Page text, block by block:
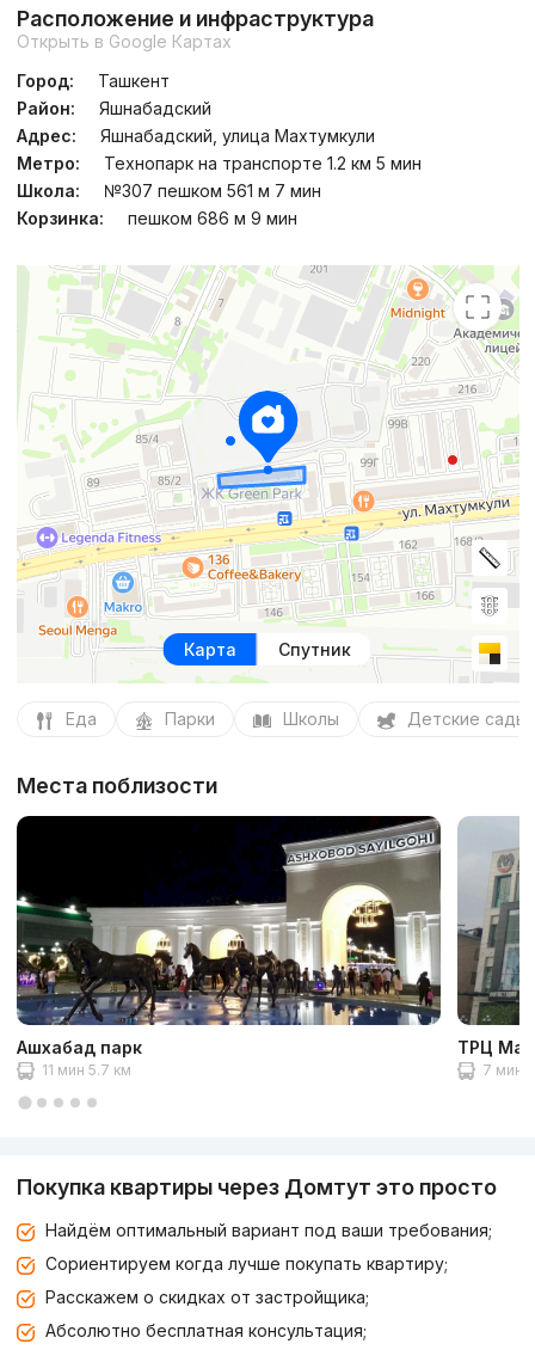
Расположение и инфраструктура
Открыть в Google Картах
Город:
Ташкент
Район:
Яшнабадский
Адрес:
Яшнабадский, улица Махтумкули
Метро:
Технопарк на транспорте 1.2 км 5 мин
Школа:
№307 пешком 561 м 7 мин
Корзинка:
пешком 686 м 9 мин
Карта Спутник
Еда Парки Школы Детские сады
Места поблизости
Ашхабад парк
11 мин 5.7 км
ТРЦ
7 мин
Покупка квартиры через Домтут это просто
Найдём оптимальный вариант под ваши требования;
Сориентируем когда лучше покупать квартиру;
Расскажем о скидках от застройщика;
Абсолютно бесплатная консультация;